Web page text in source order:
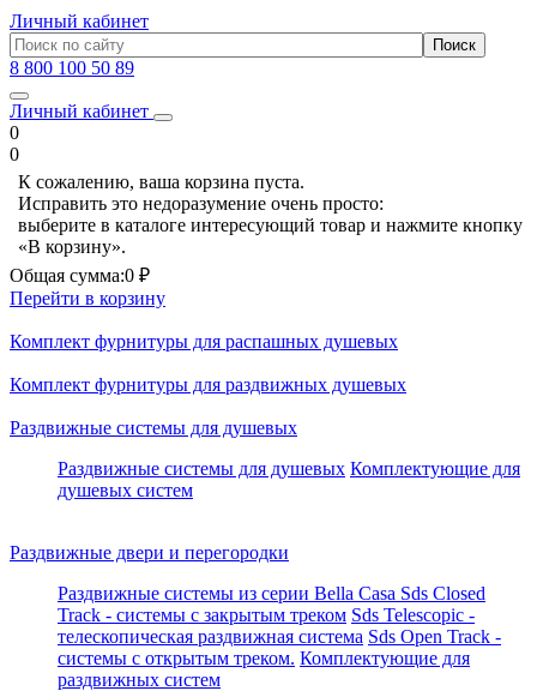
Личный кабинет
8 800 100 50 89
Личный кабинет
0
0
К сожалению, ваша корзина пуста.
Исправить это недоразумение очень просто:
выберите в каталоге интересующий товар и нажмите кнопку
«В корзину».
Общая сумма:0 ₽
Перейти в корзину
Комплект фурнитуры для распашных душевых
Комплект фурнитуры для раздвижных душевых
Раздвижные системы для душевых
Раздвижные системы для душевых Комплектующие для
душевых систем
Раздвижные двери и перегородки
Раздвижные системы из серии Bella Casa Sds Closed
Track - системы с закрытым треком Sds Telescopic -
телескопическая раздвижная система Sds Open Track -
системы с открытым треком. Комплектующие для
раздвижных систем